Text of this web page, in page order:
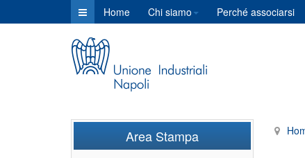
Home Chi siamo Perché associarsi
Area Stampa